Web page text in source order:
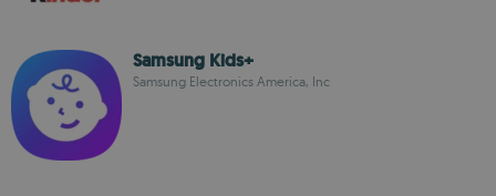
Samsung Kids+
Samsung Electronics America, Inc